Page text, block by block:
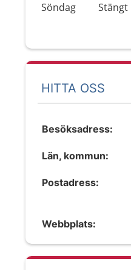
Söndag
Stängt
HITTA OSS
Besöksadress:
Län, kommun:
Postadress:
Webbplats: